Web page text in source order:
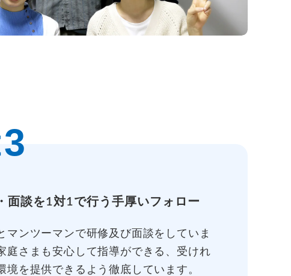
面談を1対1で行う手厚いフォロー
マンツーマンで研修及び面談をしていま
庭さまも安心して指導ができる、受けれ
境を提供できるよう徹底しています。